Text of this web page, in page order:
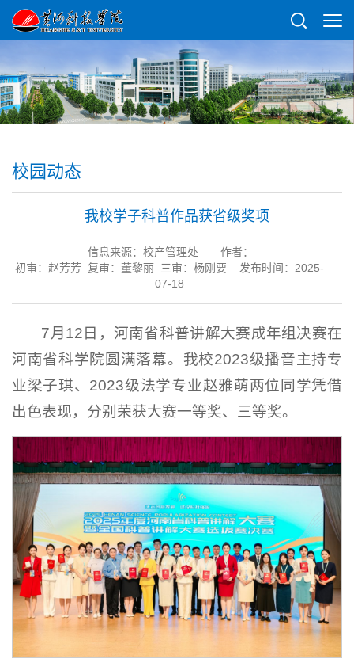
校园动态
我校学子科普作品获省级奖项
信息来源：校产管理处
作者：
初审：赵芳芳 复审：董黎丽 三审：杨刚要 发布时间：2025-
07-18
7月12日，河南省科普讲解大赛成年组决赛在
河南省科学院圆满落幕。我校2023级播音主持专
业梁子琪、2023级法学专业赵雅萌两位同学凭借
出色表现，分别荣获大赛一等奖、三等奖。